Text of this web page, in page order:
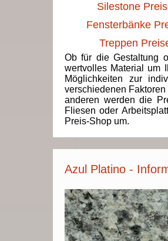
Silestone
Fensterbänke
Treppen
Ob für die Gestaltung
wertvolles Material um
Möglichkeiten zur
verschiedenen
anderen werden die
Fliesen oder
Preis-Shop um.
Azul Platino -